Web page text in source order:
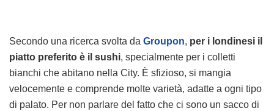
Secondo una ricerca svolta da Groupon, per i londinesi il
piatto preferito è il sushi, specialmente per i colletti
bianchi che abitano nella City. È sfizioso, si mangia
velocemente e comprende molte varietà, adatte a ogni tipo
di palato. Per non parlare del fatto che ci sono un sacco di